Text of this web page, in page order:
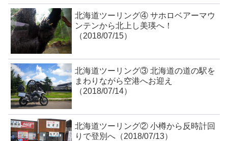
北海道ツーリング④ サホロベアーマウ
ンテンから北上し美瑛へ！
（2018/07/15）
北海道ツーリング③ 北海道の道の駅を
まわりながら空港へお迎え
（2018/07/14）
北海道ツーリング② 小樽から反時計回
りで登別へ（2018/07/13）